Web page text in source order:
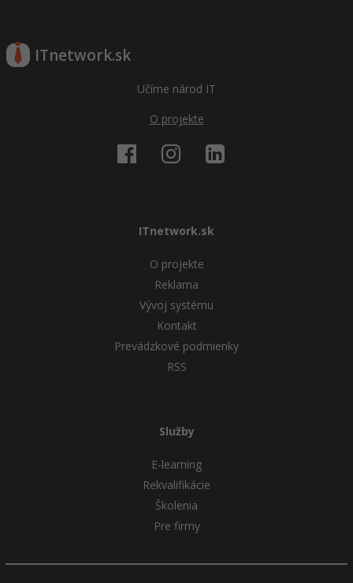
ITnetwork.sk
Učíme národ IT
O projekte
ITnetwork.sk
O projekte
Reklama
Vývoj systému
Kontakt
Prevádzkové podmienky
RSS
Služby
E-learning
Rekvalifikácie
Školenia
Pre firmy